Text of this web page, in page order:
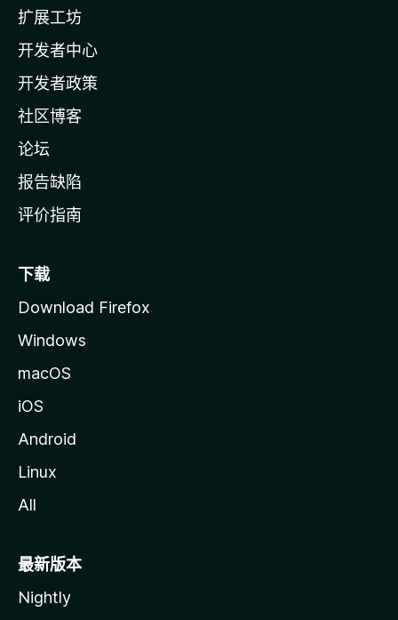
a
主
页
扩展工坊
开发者中心
开发者政策
社区博客
论坛
报告缺陷
评价指南
下载
Download Firefox
Windows
macOS
iOS
Android
Linux
All
最新版本
Nightly